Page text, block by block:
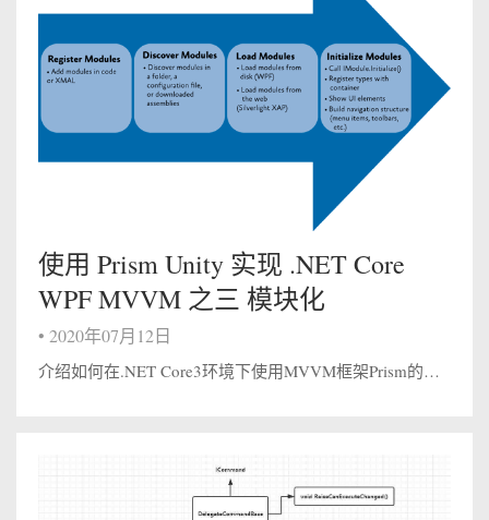
使用 Prism Unity 实现 .NET Core
WPF MVVM 之三 模块化
• 2020年07月12日
介绍如何在.NET Core3环境下使用MVVM框架Prism的应用程序的模块化 前言 我们都知道，为了构成一个低耦合，高内聚的应用程序，我们会分层，拿一个WPF程序来说，我们通过MVVM模式去将一个应用程序的分成View-ViewM...